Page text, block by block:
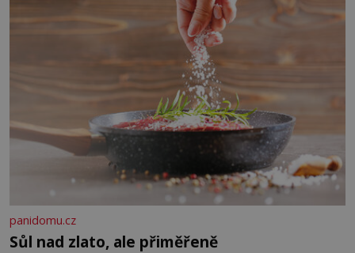
panidomu.cz
Sůl nad zlato, ale přiměřeně